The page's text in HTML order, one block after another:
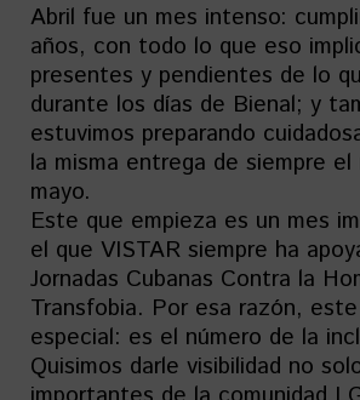
Abril fue un mes intenso:
años, con todo lo que eso
presentes y pendientes de lo
durante los días de Bienal; y
estuvimos preparando
la misma entrega de siempre el
mayo.
Este que empieza es un mes
el que VISTAR siempre ha
Jornadas Cubanas Contra la
Transfobia. Por esa razón,
especial: es el número de la
Quisimos darle visibilidad no